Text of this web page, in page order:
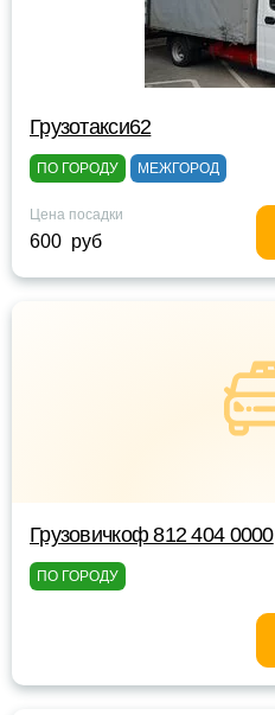
Грузотакси62
ПО ГОРОДУ МЕЖГОРОД
Цена посадки
600 руб
Грузовичкоф 812 404 0000
ПО ГОРОДУ